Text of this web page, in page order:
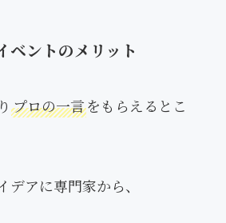
ベントのメリット
プロの一言をもらえるとこ
アに専門家から、